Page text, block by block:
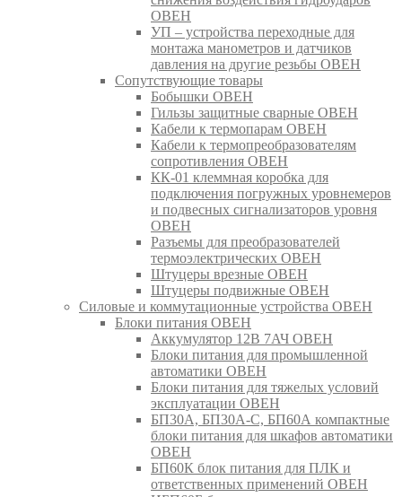
ОВЕН
УП – устройства переходные для
монтажа манометров и датчиков
давления на другие резьбы ОВЕН
Сопутствующие товары
Бобышки ОВЕН
Гильзы защитные сварные ОВЕН
Кабели к термопарам ОВЕН
Кабели к термопреобразователям
сопротивления ОВЕН
КК-01 клеммная коробка для
подключения погружных уровнемеров
и подвесных сигнализаторов уровня
ОВЕН
Разъемы для преобразователей
термоэлектрических ОВЕН
Штуцеры врезные ОВЕН
Штуцеры подвижные ОВЕН
Силовые и коммутационные устройства ОВЕН
Блоки питания ОВЕН
Аккумулятор 12В 7АЧ ОВЕН
Блоки питания для промышленной
автоматики ОВЕН
Блоки питания для тяжелых условий
эксплуатации ОВЕН
БП30А, БП30А-С, БП60А компактные
блоки питания для шкафов автоматики
ОВЕН
БП60К блок питания для ПЛК и
ответственных применений ОВЕН